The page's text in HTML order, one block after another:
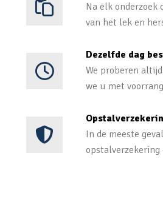
Na elk onderzoek
van het lek en
Dezelfde dag
We proberen
we u met
In de meeste